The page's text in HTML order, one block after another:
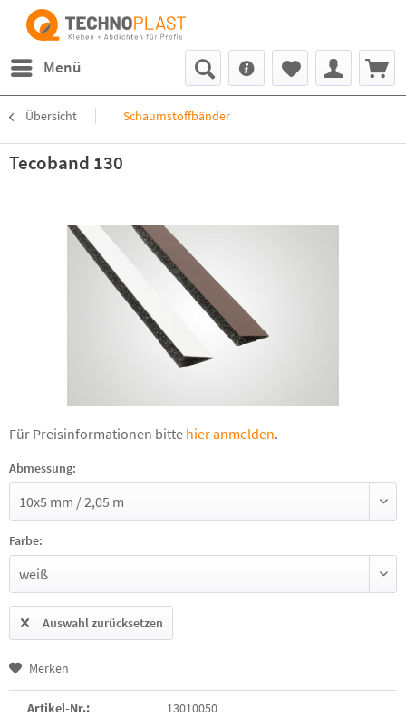
Menü
Übersicht Schaumstoffbänder
Tecoband 130
Für Preisinformationen bitte hier anmelden.
Abmessung:
Farbe:
Auswahl zurücksetzen
Merken
Artikel-Nr.: 13010050